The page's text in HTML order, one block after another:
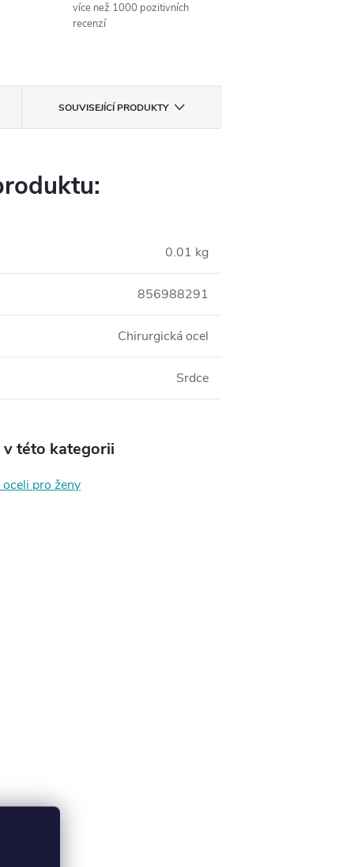
více než 1000 pozitivních
recenzí
SOUVISEJÍCÍ PRODUKTY
0.01 kg
856988291
Chirurgická ocel
Srdce
této kategorii
pro ženy